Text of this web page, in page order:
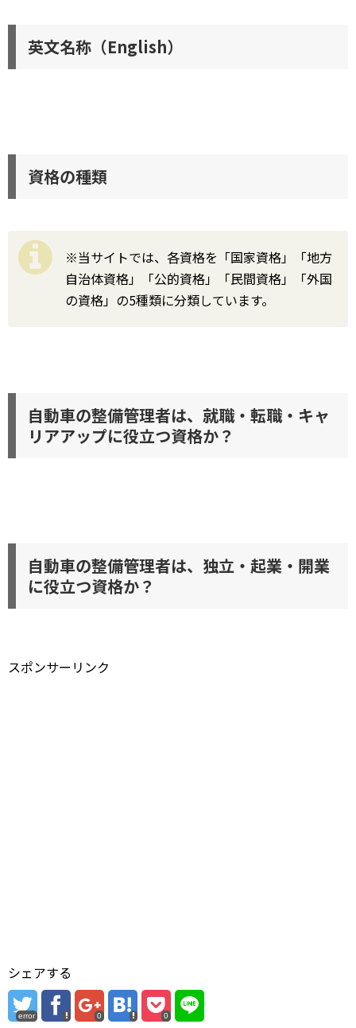
英文名称（English）
資格の種類
※当サイトでは、各資格を「国家資格」「地方
自治体資格」「公的資格」「民間資格」「外国
の資格」の5種類に分類しています。
自動車の整備管理者は、就職・転職・キャ
リアアップに役立つ資格か？
自動車の整備管理者は、独立・起業・開業
に役立つ資格か？
スポンサーリンク
シェアする
error 0 0